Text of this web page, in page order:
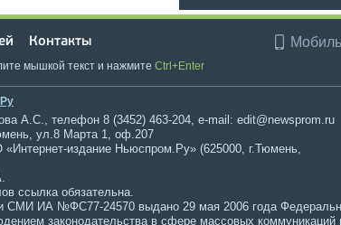
Контакты
мышкой текст и нажмите Ctrl+Enter
А.С., телефон 8 (3452) 463-204, e-mail: edit@newsprom.ru
ул.8 Марта 1, оф.207
издание Ньюспром.Ру» (625000, г.Тюмень,
ссылка обязательна.
СМИ ИА №ФС77-24570 выдано 29 мая 2006 года
законодательства в сфере массовых коммуникаций